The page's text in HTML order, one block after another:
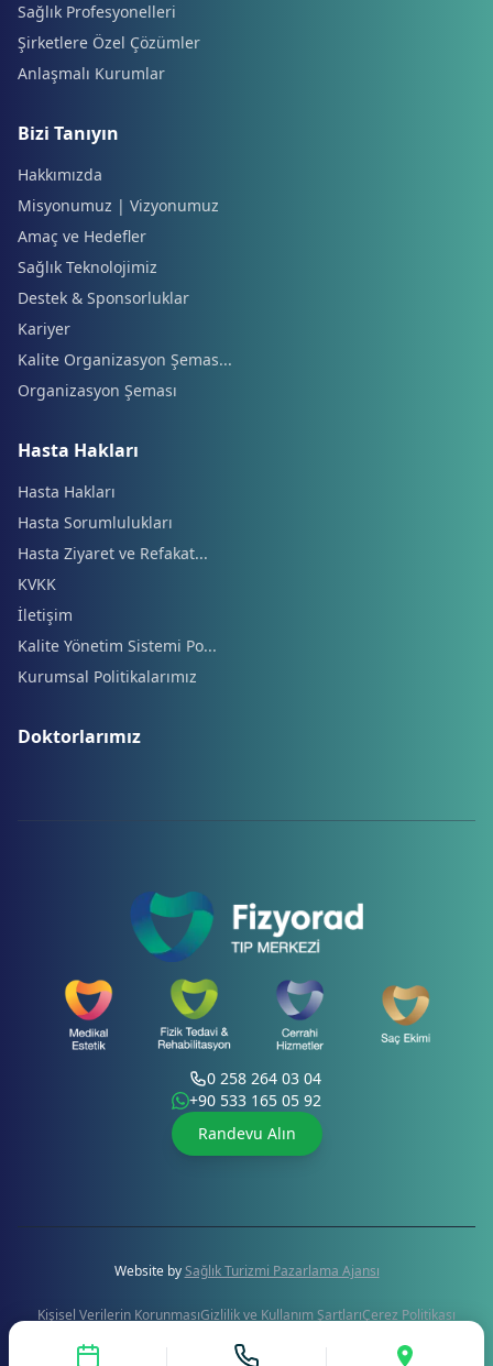
Sağlık Profesyonelleri
Şirketlere Özel Çözümler
Anlaşmalı Kurumlar
Bizi Tanıyın
Hakkımızda
Misyonumuz | Vizyonumuz
Amaç ve Hedefler
Sağlık Teknolojimiz
Destek & Sponsorluklar
Kariyer
Kalite Organizasyon Şemas...
Organizasyon Şeması
Hasta Hakları
Hasta Hakları
Hasta Sorumlulukları
Hasta Ziyaret ve Refakat...
KVKK
İletişim
Kalite Yönetim Sistemi Po...
Kurumsal Politikalarımız
Doktorlarımız
0 258 264 03 04
+90 533 165 05 92
Randevu Alın
Kişisel Verilerin KorunmasıGizlilik ve Kullanım ŞartlarıÇerez Politikası
Website bySağlık Turizmi Pazarlama Ajansı